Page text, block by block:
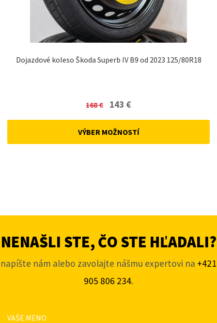
Dojazdové koleso Škoda Superb IV B9 od 2023 125/80R18
168€
Original
was:
143 €Current
VÝBER MOŽNOSTÍ
NENAŠLI STE, ČO STE HĽADALI?
napíšte nám alebo zavolajte nášmu expertovi na +421
905 806 234.
VAŠE MENO